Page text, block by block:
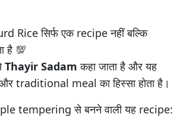
Rice सिर्फ एक recipe नहीं बल्कि
है 💯
Thayir Sadam कहा जाता है और यह
traditional meal का हिस्सा होता है।
tempering से बनने वाली यह recipe: